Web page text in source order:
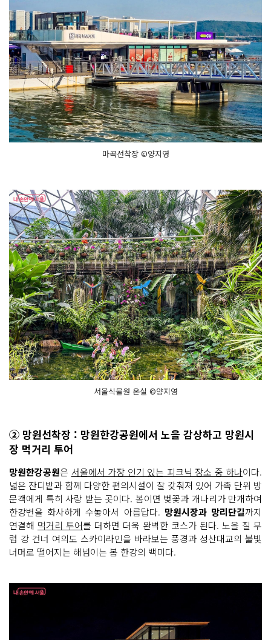
마곡선착장 ©양지영
서울식물원 온실 ©양지영
② 망원선착장 : 망원한강공원에서 노을 감상하고 망원시
장 먹거리 투어
망원한강공원은 서울에서 가장 인기 있는 피크닉 장소 중 하나이다.
넓은 잔디밭과 함께 다양한 편의시설이 잘 갖춰져 있어 가족 단위 방
문객에게 특히 사랑 받는 곳이다. 봄이면 벚꽃과 개나리가 만개하여
한강변을 화사하게 수놓아서 아름답다. 망원시장과 망리단길까지
연결해 먹거리 투어를 더하면 더욱 완벽한 코스가 된다. 노을 질 무
렵 강 건너 여의도 스카이라인을 바라보는 풍경과 성산대교의 불빛
너머로 떨어지는 해넘이는 봄 한강의 백미다.